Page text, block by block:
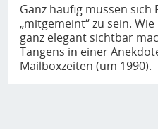
Ganz häufig müssen sich
„mitgemeint“ zu sein.
ganz elegant sichtbar
Tangens in einer
Mailboxzeiten (um 1990).